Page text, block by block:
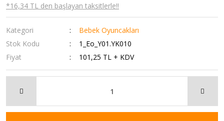
*16,34 TL den başlayan taksitlerle!!
Kategori
Bebek Oyuncakları
Stok Kodu
1_Eo_Y01.YK010
Fiyat
101,25 TL + KDV